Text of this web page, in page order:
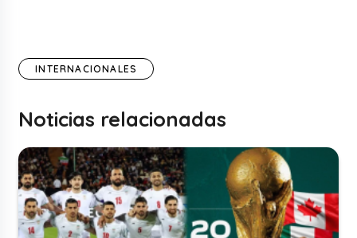
INTERNACIONALES
Noticias relacionadas